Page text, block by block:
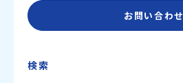
お問い合わせ
検索